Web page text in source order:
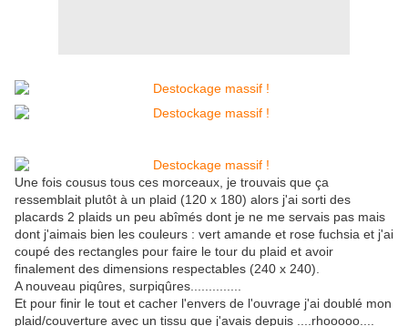
Une fois cousus tous ces morceaux, je trouvais que ça
ressemblait plutôt à un plaid (120 x 180) alors j'ai sorti des
placards 2 plaids un peu abîmés dont je ne me servais pas mais
dont j'aimais bien les couleurs : vert amande et rose fuchsia et j'ai
coupé des rectangles pour faire le tour du plaid et avoir
finalement des dimensions respectables (240 x 240).
A nouveau piqûres, surpiqûres..............
Et pour finir le tout et cacher l'envers de l'ouvrage j'ai doublé mon
plaid/couverture avec un tissu que j'avais depuis ....rhooooo....